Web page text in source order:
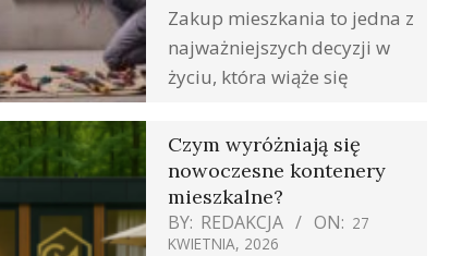
Zakup mieszkania to jedna z
najważniejszych decyzji w
życiu, która wiąże się
Czym wyróżniają się
nowoczesne kontenery
mieszkalne?
BY: REDAKCJA ON: 27
KWIETNIA, 2026